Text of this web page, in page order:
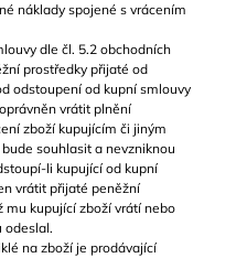
náklady spojené s vrácením
dle čl. 5.2 obchodních
prostředky přijaté od
odstoupení od kupní smlouvy
vrátit plnění
zboží kupujícím či jiným
souhlasit a nevzniknou
li kupující od kupní
vrátit přijaté peněžní
mu kupující zboží vrátí nebo
odeslal.
na zboží je prodávající